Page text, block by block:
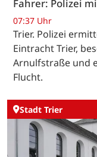
Fahrer: Polizei
07:37 Uhr
Trier. Polizei
Eintracht Trier,
Arnulfstraße und
Flucht.
Stadt Trier